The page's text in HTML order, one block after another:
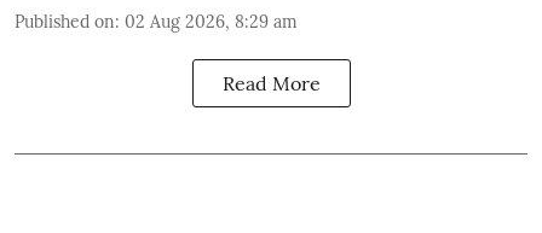
Published on: 02 Aug 2026, 8:29 am
Read More